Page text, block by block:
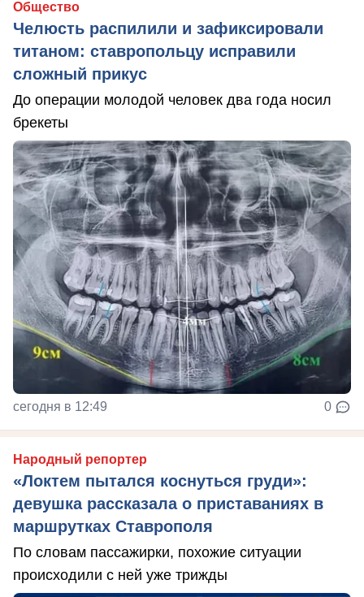
Общество
Челюсть распилили и зафиксировали
титаном: ставропольцу исправили
сложный прикус
До операции молодой человек два года носил
брекеты
сегодня в 12:49 0
Народный репортер
«Локтем пытался коснуться груди»:
девушка рассказала о приставаниях в
маршрутках Ставрополя
По словам пассажирки, похожие ситуации
происходили с ней уже трижды